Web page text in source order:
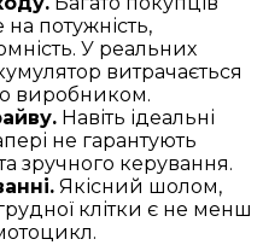
потужність,
У реальних
витрачається
виробником.
Навіть ідеальні
не гарантують
зручного керування.
Якісний шолом,
грудної клітки є не менш